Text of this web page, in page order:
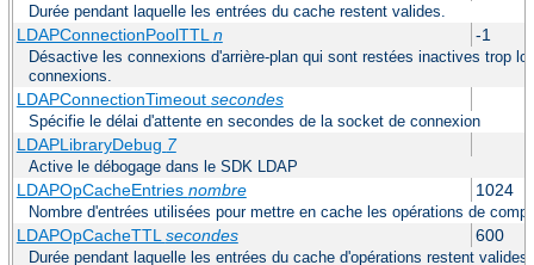
Durée pendant laquelle les entrées du cache restent valides.
LDAPConnectionPoolTTL n -1
Désactive les connexions d'arrière-plan qui sont restées inactives trop
connexions.
LDAPConnectionTimeout secondes
Spécifie le délai d'attente en secondes de la socket de connexion
LDAPLibraryDebug 7
Active le débogage dans le SDK LDAP
LDAPOpCacheEntries nombre 1024
Nombre d'entrées utilisées pour mettre en cache les opérations de
LDAPOpCacheTTL secondes 600
Durée pendant laquelle les entrées du cache d'opérations restent valides